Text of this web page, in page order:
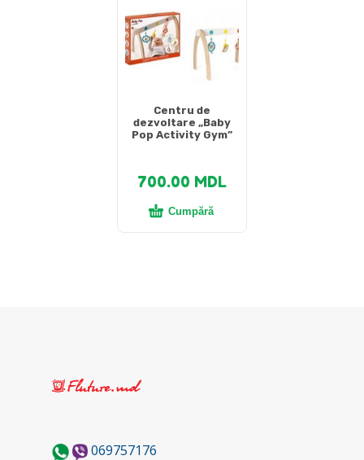
Centru de
dezvoltare „Baby
Pop Activity Gym”
700.00 MDL
Cumpără
069757176